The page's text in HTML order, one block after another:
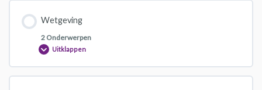
Wetgeving
2 Onderwerpen
Uitklappen